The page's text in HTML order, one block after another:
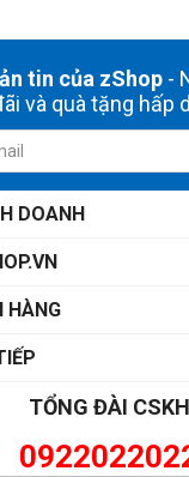
tin của zShop-
và quà tặng hấp
DOANH
HÀNG
TỔNG ĐÀI CSKH